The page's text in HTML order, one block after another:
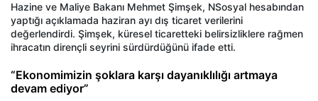
Hazine ve Maliye Bakanı Mehmet Şimşek, NSosyal hesabından
yaptığı açıklamada haziran ayı dış ticaret verilerini
değerlendirdi. Şimşek, küresel ticaretteki belirsizliklere rağmen
ihracatın dirençli seyrini sürdürdüğünü ifade etti.
“Ekonomimizin şoklara karşı dayanıklılığı artmaya
devam ediyor”